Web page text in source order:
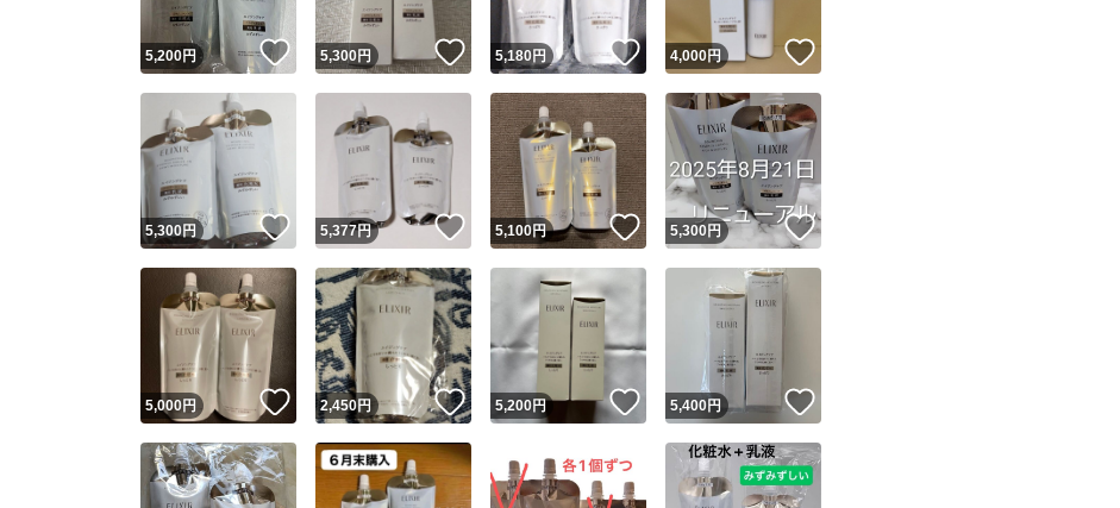
他フリマ実績◯+ このユーザーは他フリマサービスでの取引実績があります
スピード&安心発送
※このバッジは実績に基づく表示であり、発送を保証しているものではありません
スピード＆安心発送
このユーザーは高頻度で24時間以内＆設定した発送日数内に発送してい
ます
スピード発送 このユーザーは高頻度で24時間以内に発送しています
安心発送 このユーザーは設定した発送日数内に発送しています
出品ページへ
キャンセル
5,200円 いいね！
5,300円 いいね！
5,180円 いいね！
4,000円 いいね！
5,300円 いいね！
5,377円 いいね！
5,100円 いいね！
5,300円 いいね！
5,000円 いいね！
2,450円 いいね！
5,200円 いいね！
5,400円